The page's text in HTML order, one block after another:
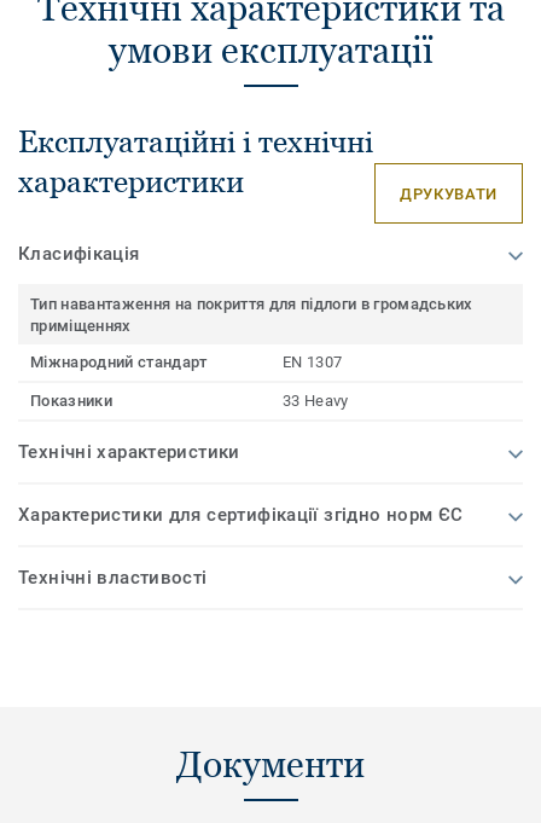
умови експлуатації
Експлуатаційні і технічні
характеристики
ДРУКУВАТИ
Класифікація
Тип навантаження на покриття для підлоги в громадських
приміщеннях
Міжнародний стандарт
EN 1307
Показники 33 Heavy
Технічні характеристики
Характеристики для сертифікації згідно норм ЄС
Технічні властивості
Документи